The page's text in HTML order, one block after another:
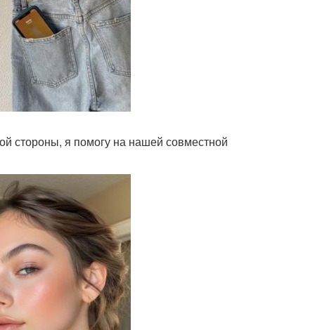
стороны, я помогу на нашей совместной